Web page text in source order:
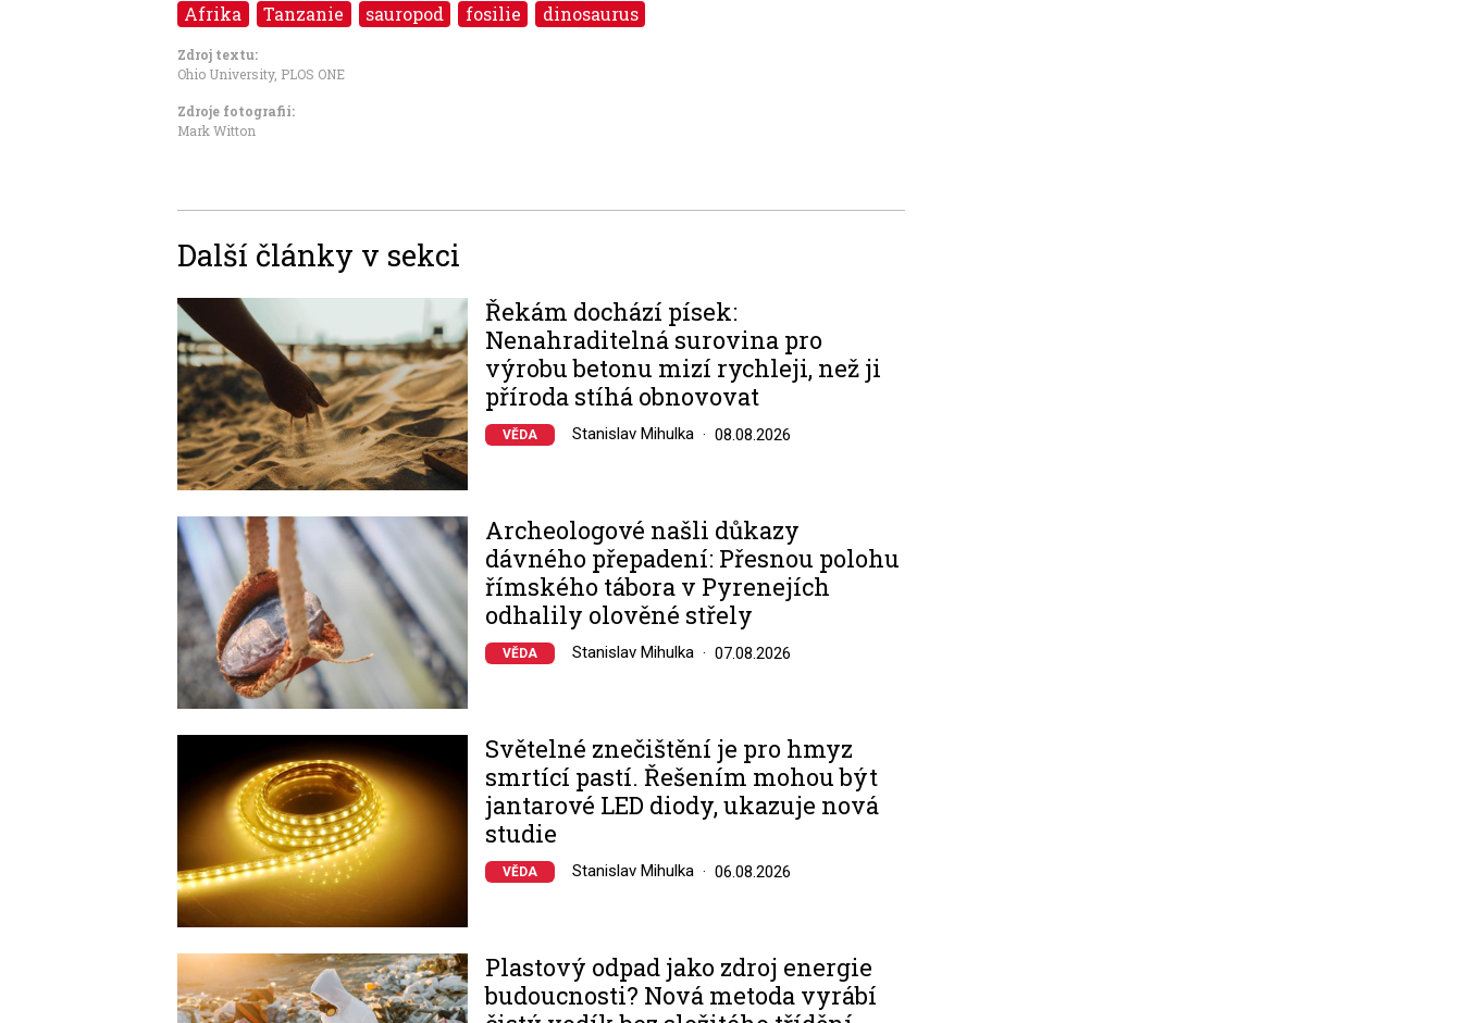
Afrika Tanzanie sauropod fosilie dinosaurus
Zdroj textu:
Ohio University, PLOS ONE
Zdroje fotografii:
Mark Witton
Další články v sekci
Image
Řekám dochází písek:
Nenahraditelná surovina pro
výrobu betonu mizí rychleji, než ji
příroda stíhá obnovovat
VĚDA Stanislav Mihulka 08.08.2026
Image
Archeologové našli důkazy
dávného přepadení: Přesnou polohu
římského tábora v Pyrenejích
odhalily olověné střely
VĚDA Stanislav Mihulka 07.08.2026
Světelné znečištění je pro hmyz
smrtící pastí. Řešením mohou být
jantarové LED diody, ukazuje nová
studie
VĚDA Stanislav Mihulka 06.08.2026
Image
Plastový odpad jako zdroj energie
budoucnosti? Nová metoda vyrábí